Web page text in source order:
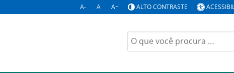
A- A A+ ALTO CONTRASTE